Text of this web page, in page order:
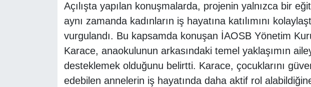
Açılışta yapılan konuşmalarda, projenin yalnızca bir
aynı zamanda kadınların iş hayatına katılımını
vurgulandı. Bu kapsamda konuşan İAOSB Yönetim
Karace, anaokulunun arkasındaki temel yaklaşımın
desteklemek olduğunu belirtti. Karace, çocuklarını
edebilen annelerin iş hayatında daha aktif rol